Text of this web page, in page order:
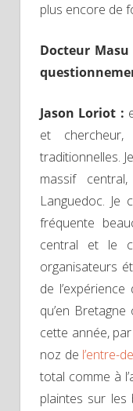
plus encore de
Docteur Masu
Jason Loriot :
et
traditionnelles.
massif
Languedoc. Je
fréquente
central et le
organisateurs
de
qu’en
cette année,
noz de l’entre-
total comme à
plaintes sur les